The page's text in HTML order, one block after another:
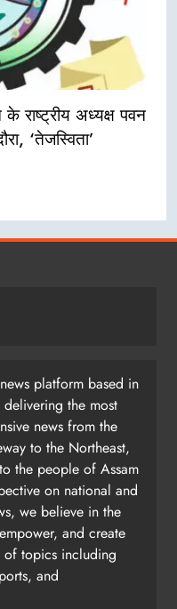
के राष्ट्रीय अध्यक्ष पवन
‘तेजस्विता’
platform based in
the most
news from the
to the Northeast,
the people of Assam
on national and
we believe in the
and create
of topics including
and